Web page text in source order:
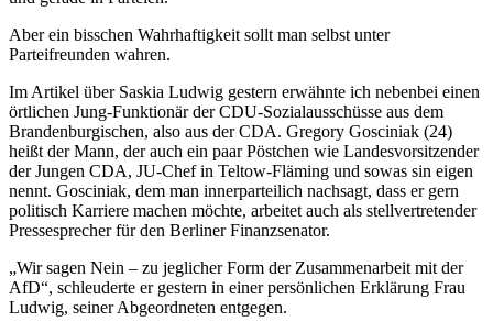
Aber ein bisschen Wahrhaftigkeit sollt man selbst unter
Parteifreunden wahren.
Im Artikel über Saskia Ludwig gestern erwähnte ich nebenbei einen
örtlichen Jung-Funktionär der CDU-Sozialausschüsse aus dem
Brandenburgischen, also aus der CDA. Gregory Gosciniak (24)
heißt der Mann, der auch ein paar Pöstchen wie Landesvorsitzender
der Jungen CDA, JU-Chef in Teltow-Fläming und sowas sin eigen
nennt. Gosciniak, dem man innerparteilich nachsagt, dass er gern
politisch Karriere machen möchte, arbeitet auch als stellvertretender
Pressesprecher für den Berliner Finanzsenator.
„Wir sagen Nein – zu jeglicher Form der Zusammenarbeit mit der
AfD“, schleuderte er gestern in einer persönlichen Erklärung Frau
Ludwig, seiner Abgeordneten entgegen.